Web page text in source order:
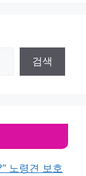
검색
노령견 보호